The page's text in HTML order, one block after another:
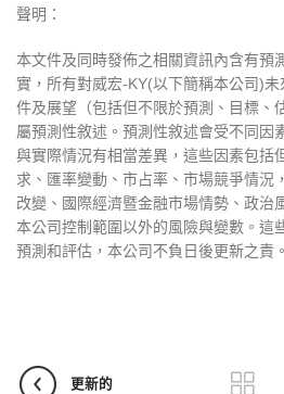
聲明：
本文件及同時發佈之相關資訊內含有預
實 ， 所有對威宏-KY(以下簡稱本公司)未
件及展望（包括但不限於預測、目標、
屬預測性敘述。預測性敘述會受不同因
與實際情況有相當差異 ， 這些因素包括
求、匯率變動、市占率、市場競爭情況 ，
改變、國際經濟暨金融市場情勢、政治
本公司控制範圍以外的風險與變數。這
預測和評估 ， 本公司不負日後更新之責。
更新的